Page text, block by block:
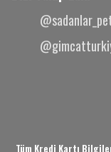
Tüm Kredi Kartı